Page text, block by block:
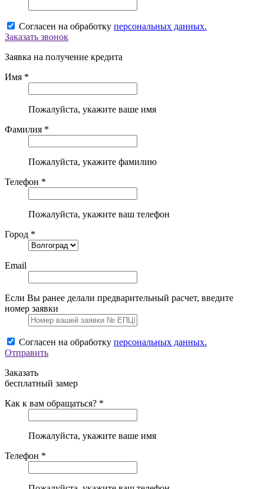
Согласен на обработку персональных данных.
Заказать звонок
Заявка на получение кредита
Имя *
Пожалуйста, укажите ваше имя
Фамилия *
Пожалуйста, укажите фамилию
Телефон *
Пожалуйста, укажите ваш телефон
Город *
Email
Если Вы ранее делали предварительный расчет, введите
номер заявки
Согласен на обработку персональных данных.
Отправить
Заказать
бесплатный замер
Как к вам обращаться? *
Пожалуйста, укажите ваше имя
Телефон *